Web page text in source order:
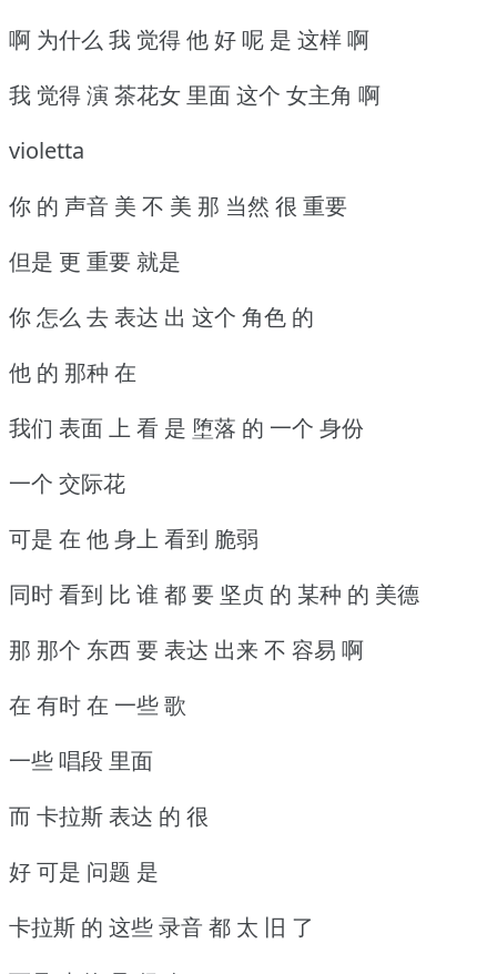
啊 为什么 我 觉得 他 好 呢 是 这样 啊
我 觉得 演 茶花女 里面 这个 女主角 啊
violetta
你 的 声音 美 不 美 那 当然 很 重要
但是 更 重要 就是
你 怎么 去 表达 出 这个 角色 的
他 的 那种 在
我们 表面 上 看 是 堕落 的 一个 身份
一个 交际花
可是 在 他 身上 看到 脆弱
同时 看到 比 谁 都 要 坚贞 的 某种 的 美德
那 那个 东西 要 表达 出来 不 容易 啊
在 有时 在 一些 歌
一些 唱段 里面
而 卡拉斯 表达 的 很
好 可是 问题 是
卡拉斯 的 这些 录音 都 太 旧 了